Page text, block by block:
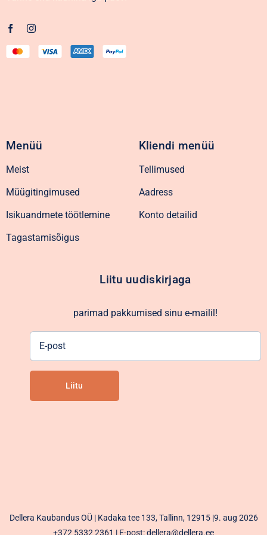
Menüü
Meist
Müügitingimused
Isikuandmete töötlemine
Tagastamisõigus
Kliendi menüü
Tellimused
Aadress
Konto detailid
Liitu uudiskirjaga
parimad pakkumised sinu e-mailil!
Liitu
Dellera Kaubandus OÜ | Kadaka tee 133, Tallinn, 12915 |9. aug 2026
+372 5332 2361 | E-post: dellera@dellera.ee